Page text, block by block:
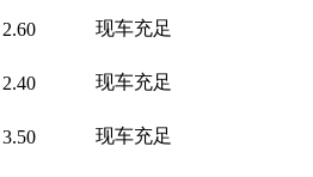
2.60 现车充足
2.40 现车充足
3.50 现车充足